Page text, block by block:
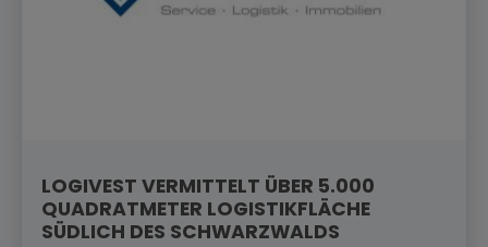
LOGIVEST VERMITTELT ÜBER 5.000
QUADRATMETER LOGISTIKFLÄCHE
SÜDLICH DES SCHWARZWALDS